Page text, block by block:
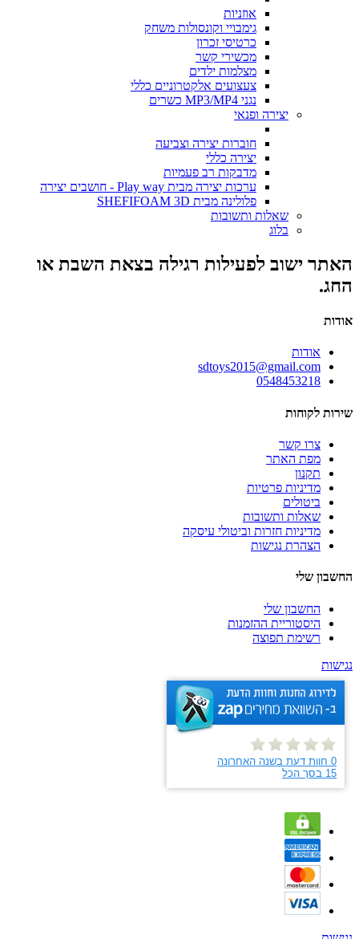
אוזניות
גימבויי וקונסולות משחק
כרטיסי זכרון
מכשירי קשר
מצלמות ילדים
צעצועים אלקטרוניים כללי
נגני MP3/MP4 כשרים
יצירה ופנאי
חוברות יצירה וצביעה
יצירה כללי
מדבקות רב פעמיות
ערכות יצירה מבית Play way - חושבים יצירה
פלולינה מבית SHEFIFOAM 3D
שאלות ותשובות
בלוג
האתר ישוב לפעילות רגילה בצאת השבת או
החג.
אודות
אודות
sdtoys2015@gmail.com
0548453218
שירות לקוחות
צרו קשר
מפת האתר
תקנון
מדיניות פרטיות
ביטולים
שאלות ותשובות
מדיניות חזרות וביטולי עיסקה
הצהרת נגישות
החשבון שלי
החשבון שלי
היסטוריית ההזמנות
רשימת תפוצה
נגישות